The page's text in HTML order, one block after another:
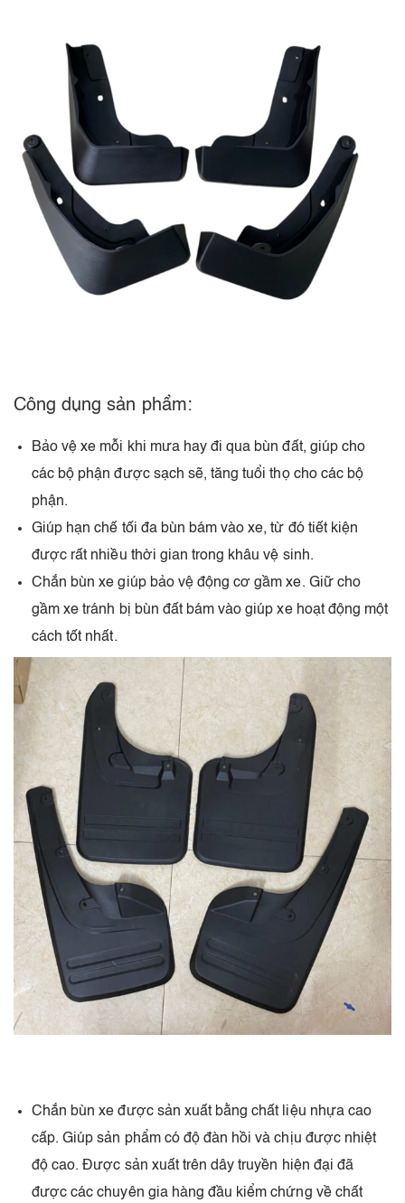
Công dụng sản phẩm:
Bảo vệ xe mỗi khi mưa hay đi qua bùn đất, giúp cho
các bộ phận được sạch sẽ, tăng tuổi thọ cho các bộ
phận.
Giúp hạn chế tối đa bùn bám vào xe, từ đó tiết kiện
được rất nhiều thời gian trong khâu vệ sinh.
Chắn bùn xe giúp bảo vệ động cơ gầm xe. Giữ cho
gầm xe tránh bị bùn đất bám vào giúp xe hoạt động một
cách tốt nhất.
Chắn bùn xe được sản xuất bằng chất liệu nhựa cao
cấp. Giúp sản phẩm có độ đàn hồi và chịu được nhiệt
độ cao. Được sản xuất trên dây truyền hiện đại đã
được các chuyên gia hàng đầu kiểm chứng về chất